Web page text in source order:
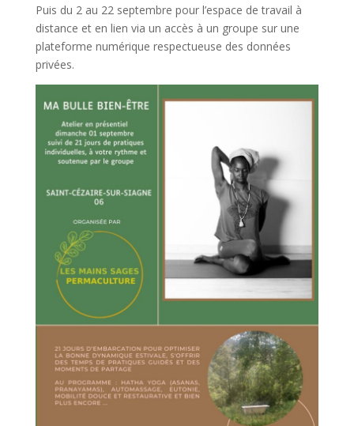
Puis du 2 au 22 septembre pour l’espace de travail à
distance et en lien via un accès à un groupe sur une
plateforme numérique respectueuse des données
privées.